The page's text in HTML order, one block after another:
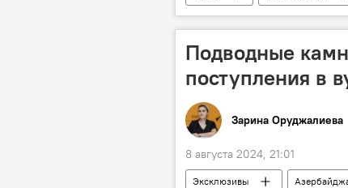
Медаль
Победа
Подводные
поступления в
Зарина Оруджалиева
8 августа 2024, 21:01
Эксклюзивы